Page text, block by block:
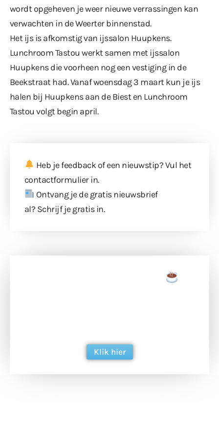
wordt opgeheven je weer nieuwe verrassingen kan
verwachten in de Weerter binnenstad.
Het ijs is afkomstig van ijssalon Huupkens.
Lunchroom Tastou werkt samen met ijssalon
Huupkens die voorheen nog een vestiging in de
Beekstraat had. Vanaf woensdag 3 maart kun je ijs
halen bij Huupkens aan de Biest en Lunchroom
Tastou volgt begin april.
Heb je feedback of een nieuwstip? Vul het
contactformulierin.
Ontvang je de gratis nieuwsbrief
al? Schrijf je gratis in.
Klik hier